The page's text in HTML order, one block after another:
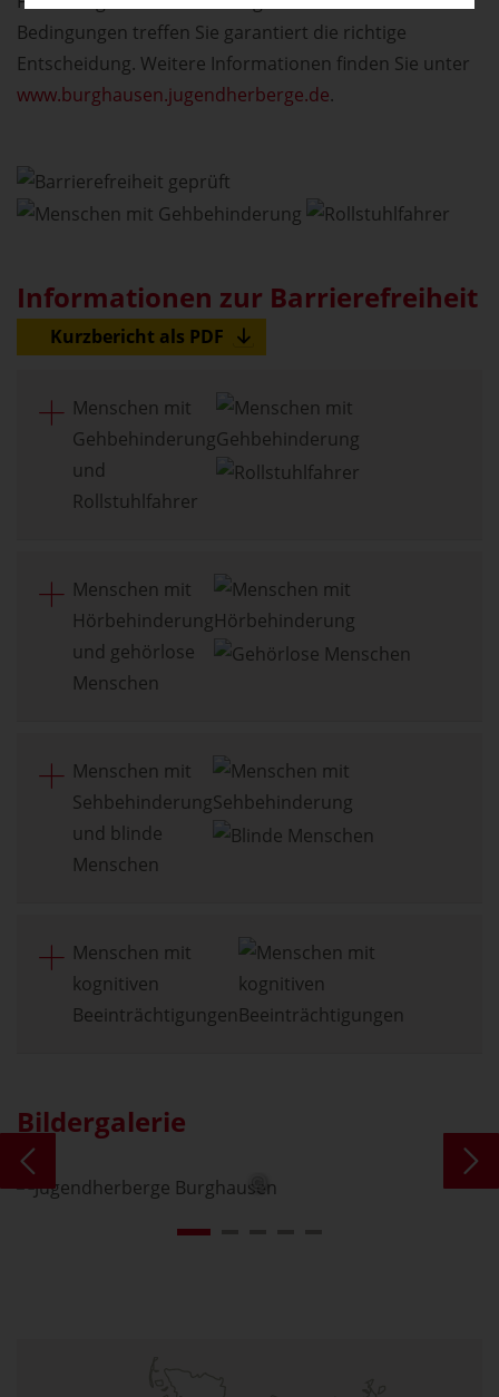
Bedingungen treffen Sie garantiert die richtige
Entscheidung. Weitere Informationen finden Sie unter
www.burghausen.jugendherberge.de.
Informationen zur Barrierefreiheit
Kurzbericht als PDF
Menschen mit
Gehbehinderung
und
Rollstuhlfahrer
Menschen mit
Hörbehinderung
und gehörlose
Menschen
Menschen mit
Sehbehinderung
und blinde
Menschen
Menschen mit
kognitiven
Beeinträchtigungen
Bildergalerie